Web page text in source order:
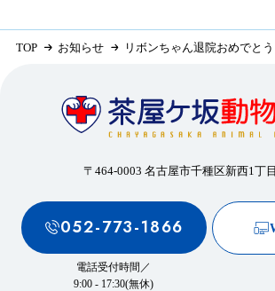
TOP お知らせ リボンちゃん退院おめでとう
〒464-0003 名古屋市千種区新西1丁
052-773-1866
電話受付時間／
9:00 - 17:30(無休)